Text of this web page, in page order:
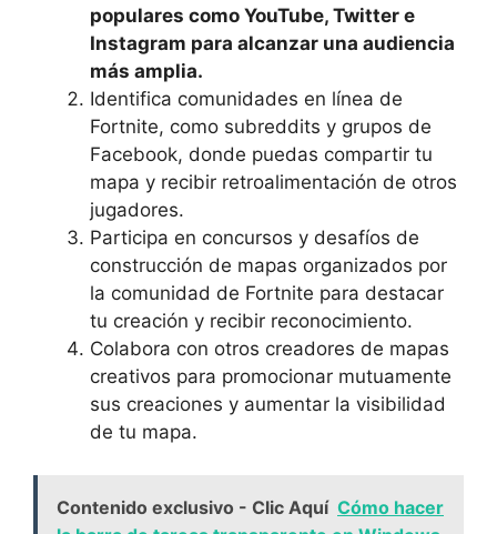
populares como YouTube, Twitter e
Instagram para alcanzar una audiencia
más amplia.
Identifica comunidades en línea de
Fortnite, como subreddits y grupos de
Facebook, donde puedas compartir tu
mapa y recibir retroalimentación de otros
jugadores.
Participa en concursos y desafíos de
construcción de mapas organizados por
la comunidad de Fortnite para destacar
tu creación y recibir reconocimiento.
Colabora con otros creadores de mapas
creativos para promocionar mutuamente
sus creaciones y aumentar la visibilidad
de tu mapa.
Contenido exclusivo - Clic Aquí Cómo hacer